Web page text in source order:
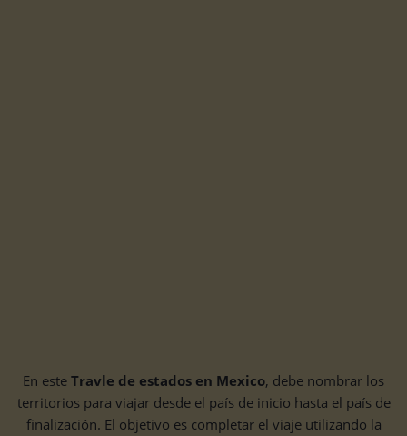
En este Travle de estados en Mexico, debe nombrar los
territorios para viajar desde el país de inicio hasta el país de
finalización. El objetivo es completar el viaje utilizando la